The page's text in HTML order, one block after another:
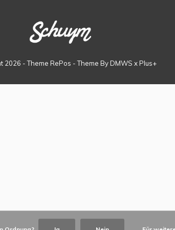
2026 - Theme RePos - Theme ByDMWS xPlus+